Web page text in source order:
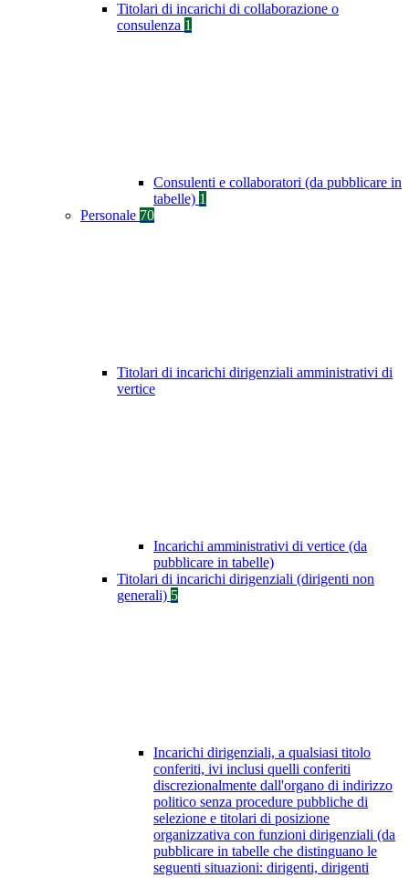
Titolari di incarichi di collaborazione o
consulenza 1
Consulenti e collaboratori (da pubblicare in
tabelle) 1
Personale 70
Titolari di incarichi dirigenziali amministrativi di
vertice
Incarichi amministrativi di vertice (da
pubblicare in tabelle)
Titolari di incarichi dirigenziali (dirigenti non
generali) 5
Incarichi dirigenziali, a qualsiasi titolo
conferiti, ivi inclusi quelli conferiti
discrezionalmente dall'organo di indirizzo
politico senza procedure pubbliche di
selezione e titolari di posizione
organizzativa con funzioni dirigenziali (da
pubblicare in tabelle che distinguano le
seguenti situazioni: dirigenti, dirigenti